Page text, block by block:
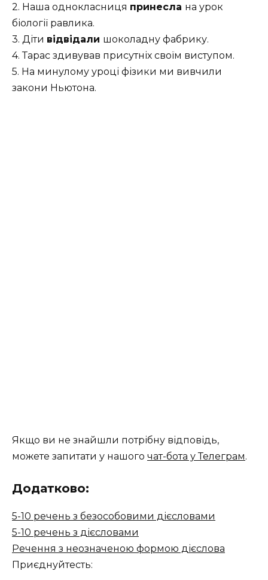
2. Наша однокласниця принесла на урок
біології равлика.
3. Діти відвідали шоколадну фабрику.
4. Тарас здивував присутніх своїм виступом.
5. На минулому уроці фізики ми вивчили
закони Ньютона.
Якщо ви не знайшли потрібну відповідь,
можете запитати у нашого чат-бота у Телеграм.
Додатково:
5-10 речень з безособовими дієсловами
5-10 речень з дієсловами
Речення з неозначеною формою дієслова
Приєднуйтесть: